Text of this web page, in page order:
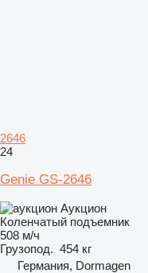
2646
24
Genie GS-2646
Аукцион
Коленчатый подъемник
508 м/ч
Грузопод. 454 кг
Германия, Dormagen